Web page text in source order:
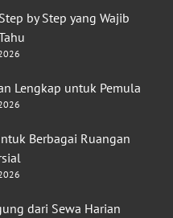
by Step yang Wajib
Lengkap untuk Pemula
Berbagai Ruangan
dari Sewa Harian